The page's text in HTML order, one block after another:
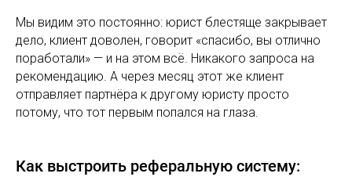
Мы видим это постоянно: юрист блестяще закрывает
дело, клиент доволен, говорит «спасибо, вы отлично
поработали» — и на этом всё. Никакого запроса на
рекомендацию. А через месяц этот же клиент
отправляет партнёра к другому юристу просто
потому, что тот первым попался на глаза.
Как выстроить реферальную систему: